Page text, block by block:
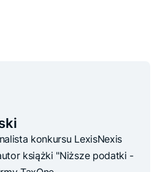
konkursu LexisNexis
książki "Niższe podatki -